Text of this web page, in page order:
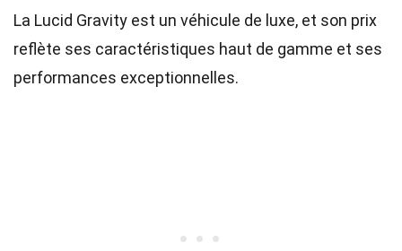
La Lucid Gravity est un véhicule de luxe, et son prix
reflète ses caractéristiques haut de gamme et ses
performances exceptionnelles.